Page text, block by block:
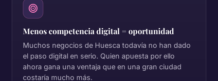
Menos competencia digital = oportunidad
Muchos negocios de Huesca todavía no han dado
el paso digital en serio. Quien apuesta por ello
ahora gana una ventaja que en una gran ciudad
costaría mucho más.